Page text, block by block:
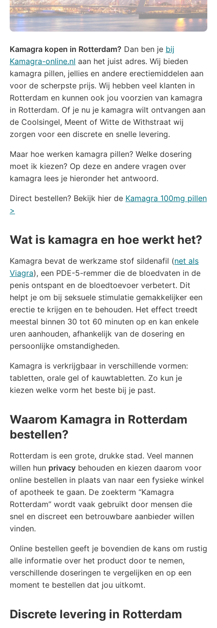
Kamagra kopen in Rotterdam? Dan ben je bij
Kamagra-online.nl aan het juist adres. Wij bieden
kamagra pillen, jellies en andere erectiemiddelen aan
voor de scherpste prijs. Wij hebben veel klanten in
Rotterdam en kunnen ook jou voorzien van kamagra
in Rotterdam. Of je nu je kamagra wilt ontvangen aan
de Coolsingel, Meent of Witte de Withstraat wij
zorgen voor een discrete en snelle levering.
Maar hoe werken kamagra pillen? Welke dosering
moet ik kiezen? Op deze en andere vragen over
kamagra lees je hieronder het antwoord.
Direct bestellen? Bekijk hier de Kamagra 100mg pillen
>
Wat is kamagra en hoe werkt het?
Kamagra bevat de werkzame stof sildenafil (net als
Viagra), een PDE-5-remmer die de bloedvaten in de
penis ontspant en de bloedtoevoer verbetert. Dit
helpt je om bij seksuele stimulatie gemakkelijker een
erectie te krijgen en te behouden. Het effect treedt
meestal binnen 30 tot 60 minuten op en kan enkele
uren aanhouden, afhankelijk van de dosering en
persoonlijke omstandigheden.
Kamagra is verkrijgbaar in verschillende vormen:
tabletten, orale gel of kauwtabletten. Zo kun je
kiezen welke vorm het beste bij je past.
Waarom Kamagra in Rotterdam
bestellen?
Rotterdam is een grote, drukke stad. Veel mannen
willen hun privacy behouden en kiezen daarom voor
online bestellen in plaats van naar een fysieke winkel
of apotheek te gaan. De zoekterm “Kamagra
Rotterdam” wordt vaak gebruikt door mensen die
snel en discreet een betrouwbare aanbieder willen
vinden.
Online bestellen geeft je bovendien de kans om rustig
alle informatie over het product door te nemen,
verschillende doseringen te vergelijken en op een
moment te bestellen dat jou uitkomt.
Discrete levering in Rotterdam